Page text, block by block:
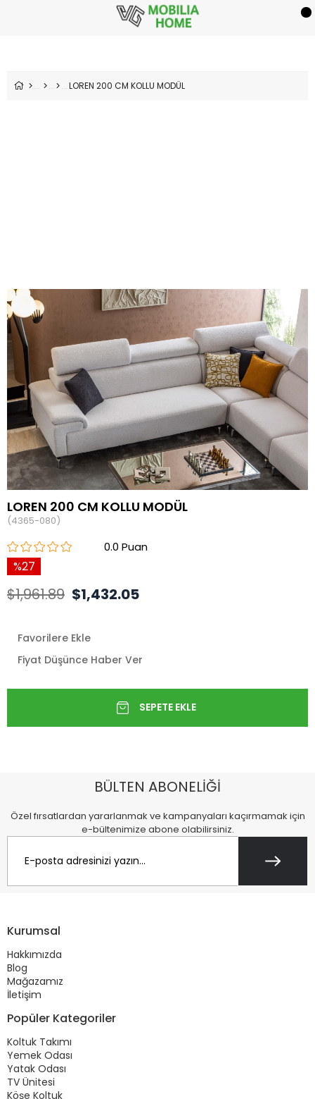
LOREN 200 CM KOLLU MODÜL
LOREN 200 CM KOLLU MODÜL
(4365-080)
0.0
27
$1,961.89 $1,432.05
Favorilere Ekle
Fiyat Düşünce Haber Ver
BÜLTEN ABONELİĞİ
Özel fırsatlardan yararlanmak ve kampanyaları kaçırmamak için
e-bültenimize abone olabilirsiniz.
Kurumsal
Hakkımızda
Blog
Mağazamız
İletişim
Popüler Kategoriler
Koltuk Takımı
Yemek Odası
Yatak Odası
TV Ünitesi
Köşe Koltuk